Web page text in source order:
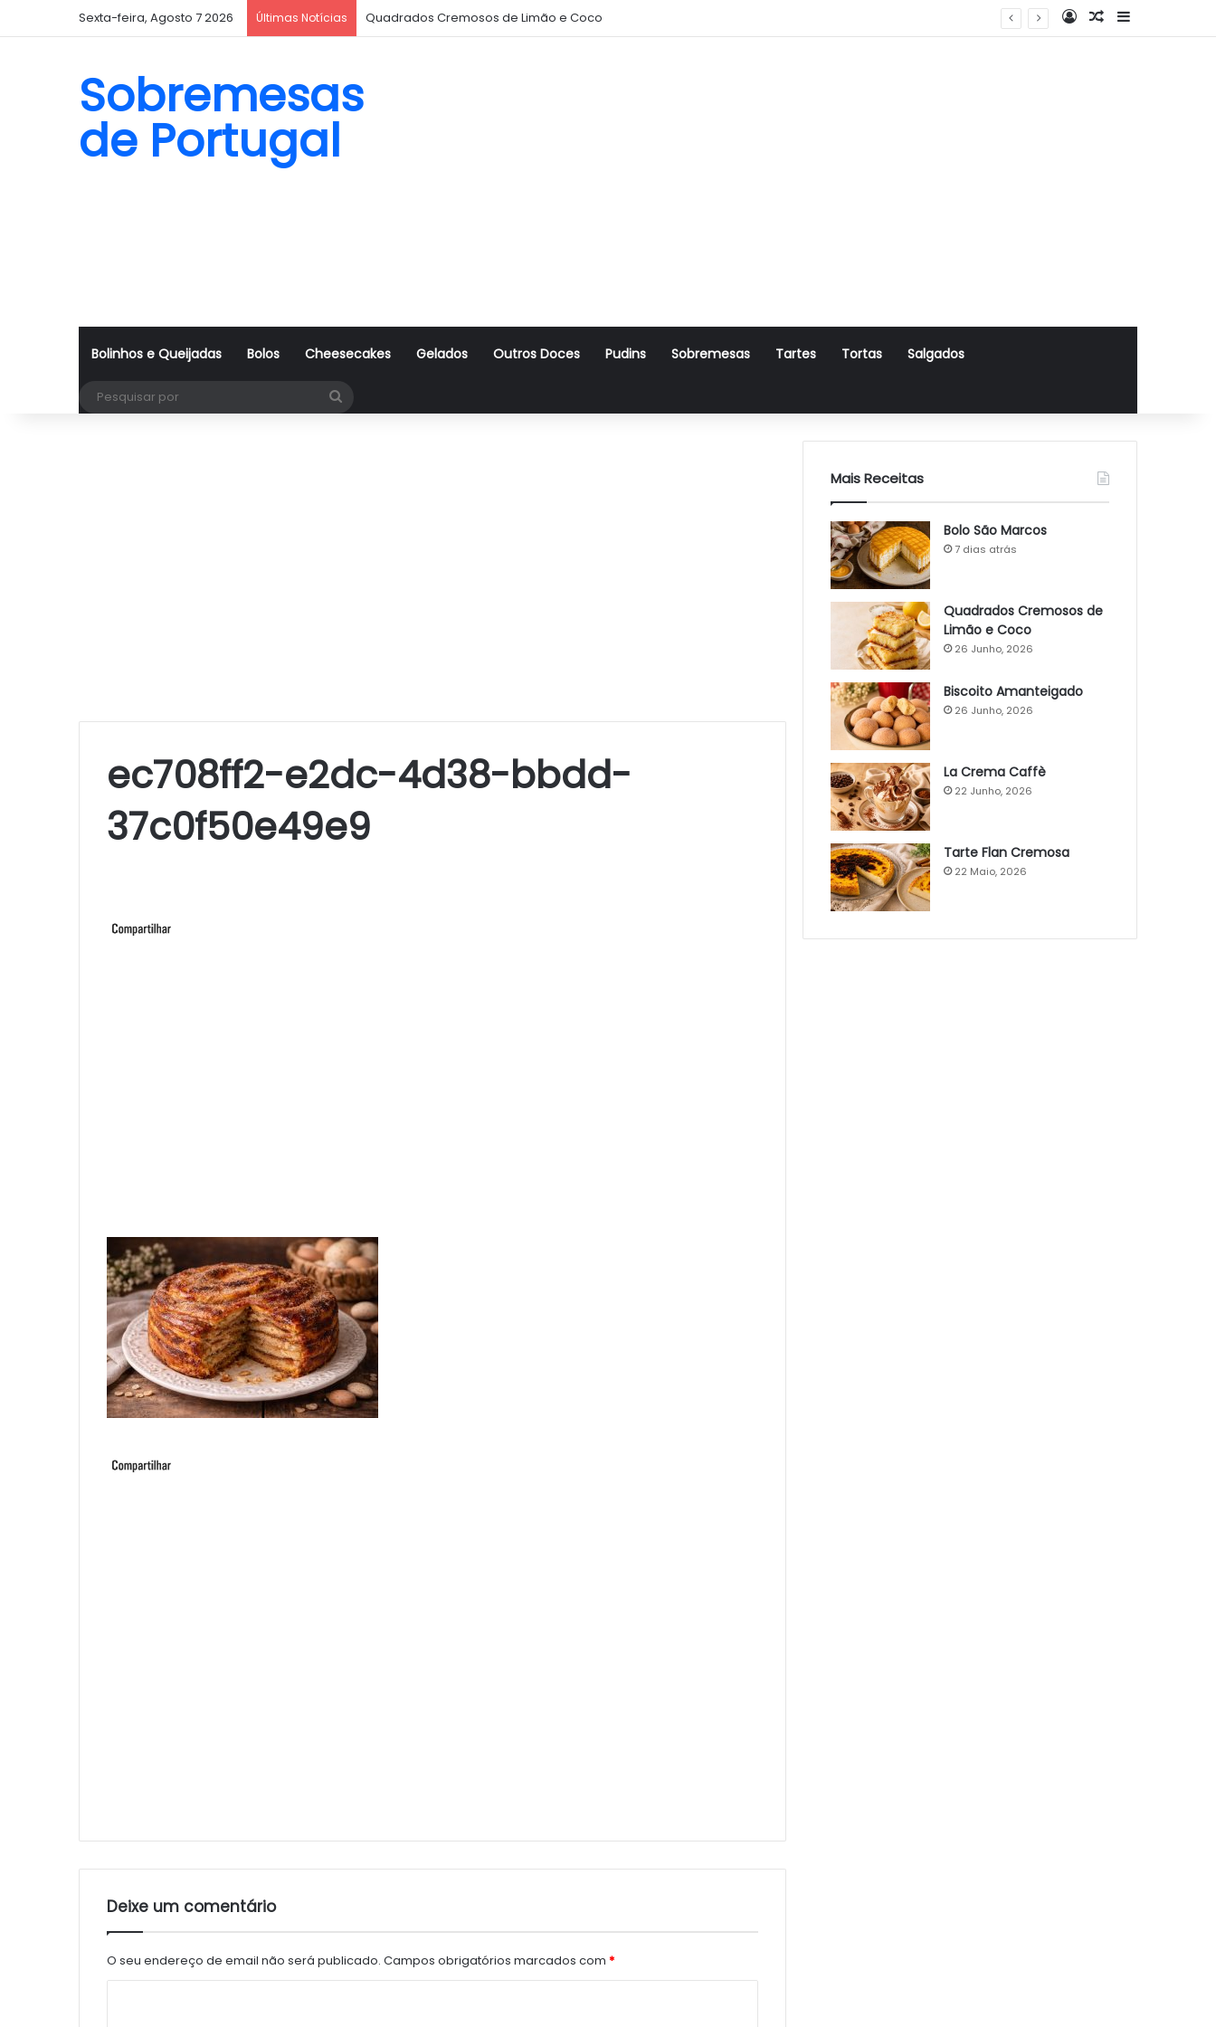
Sexta-feira, Agosto 7 2026 Últimas Notícias Quadrados Cremosos de Limão e Coco Log InArtigo Aleatório
Sidebar
Sobremesas
de Portugal
Bolinhos e Queijadas Bolos Cheesecakes Gelados Outros Doces Pudins Sobremesas Tartes Tortas Salgados
ec708ff2-e2dc-4d38-bbdd-
37c0f50e49e9
Deixe um comentário
O seu endereço de email não será publicado. Campos obrigatórios marcados com *
Mais Receitas
Bolo São Marcos
7 dias atrás
Quadrados Cremosos de
Limão e Coco
26 Junho, 2026
Biscoito Amanteigado
26 Junho, 2026
La Crema Caffè
22 Junho, 2026
Tarte Flan Cremosa
22 Maio, 2026